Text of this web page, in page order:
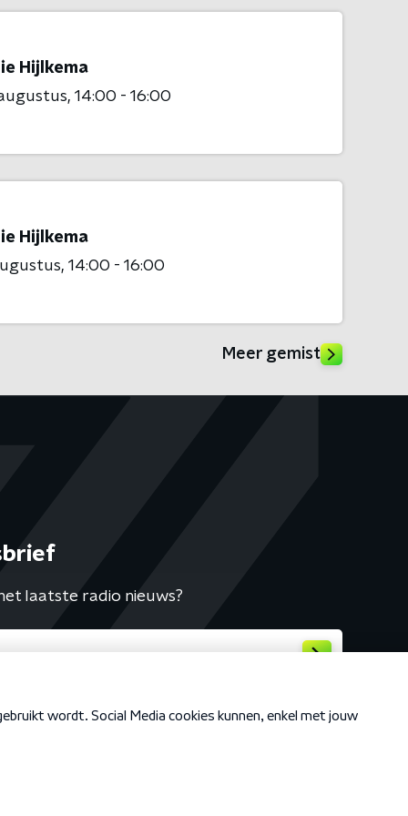
Hijlkema
14:00 - 16:00
Hijlkema
14:00 - 16:00
Meer gemist
laatste radio nieuws?